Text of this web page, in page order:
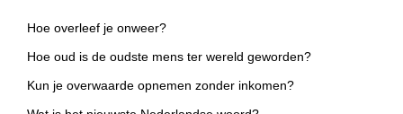
Hoe overleef je onweer?
Hoe oud is de oudste mens ter wereld geworden?
Kun je overwaarde opnemen zonder inkomen?